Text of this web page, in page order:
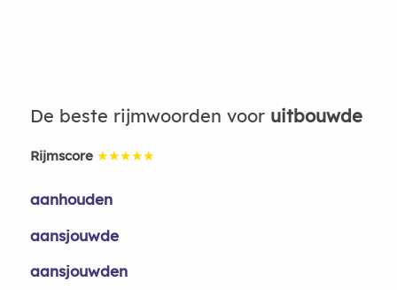
De beste rijmwoorden voor uitbouwde
Rijmscore ★★★★★
aanhouden
aansjouwde
aansjouwden